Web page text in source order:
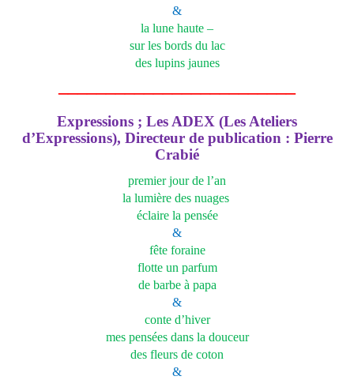
&
la lune haute –
sur les bords du lac
des lupins jaunes
Expressions ; Les ADEX (Les Ateliers
d’Expressions), Directeur de publication : Pierre
Crabié
premier jour de l’an
la lumière des nuages
éclaire la pensée
&
fête foraine
flotte un parfum
de barbe à papa
&
conte d’hiver
mes pensées dans la douceur
des fleurs de coton
&